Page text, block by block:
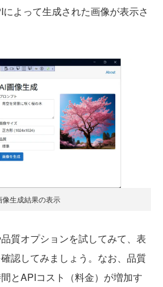
よって生成された画像が表示さ
像生成結果の表示
質オプションを試してみて、表
認してみましょう。なお、品質
とAPIコスト（料金）が増加す